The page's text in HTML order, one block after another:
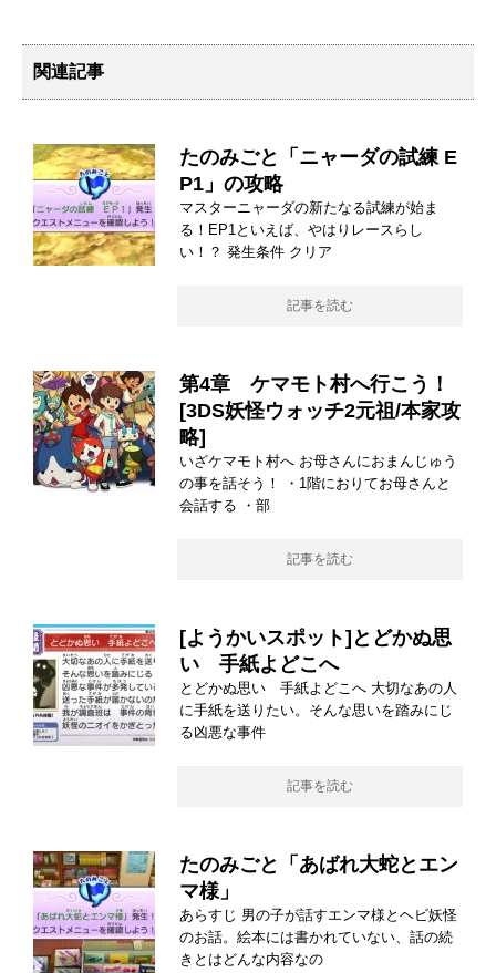
関連記事
たのみごと「ニャーダの試練 E
P1」の攻略
マスターニャーダの新たなる試練が始ま
る！EP1といえば、やはりレースらし
い！？ 発生条件 クリア
記事を読む
第4章 ケマモト村へ行こう！
[3DS妖怪ウォッチ2元祖/本家攻
略]
いざケマモト村へ お母さんにおまんじゅう
の事を話そう！ ・1階におりてお母さんと
会話する ・部
記事を読む
[ようかいスポット]とどかぬ思
い 手紙よどこへ
とどかぬ思い 手紙よどこへ 大切なあの人
に手紙を送りたい。そんな思いを踏みにじ
る凶悪な事件
記事を読む
たのみごと「あばれ大蛇とエン
マ様」
あらすじ 男の子が話すエンマ様とヘビ妖怪
のお話。絵本には書かれていない、話の続
きとはどんな内容なの